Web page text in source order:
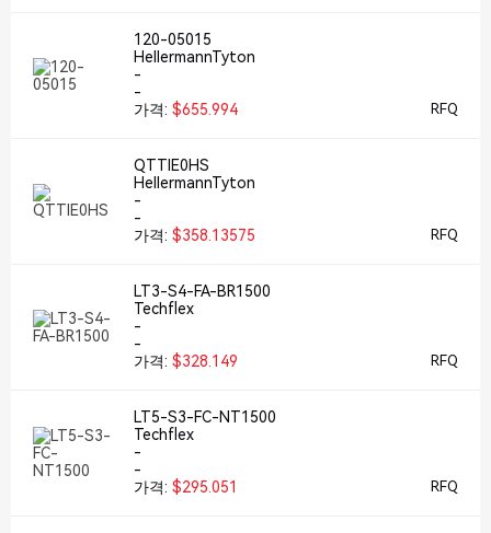
120-05015
HellermannTyton
-
-
가격: $655.994 RFQ
QTTIE0HS
HellermannTyton
-
-
가격: $358.13575 RFQ
LT3-S4-FA-BR1500
Techflex
-
-
가격: $328.149 RFQ
LT5-S3-FC-NT1500
Techflex
-
-
가격: $295.051 RFQ